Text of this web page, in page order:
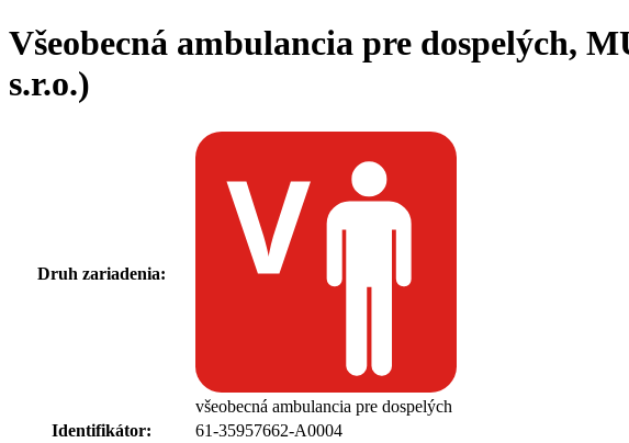
Všeobecná ambulancia pre dospelých,
s.r.o.)
Druh zariadenia:
všeobecná ambulancia pre dospelých
Identifikátor:
61-35957662-A0004